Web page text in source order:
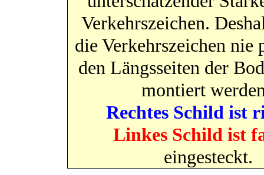
Verkehrszeichen.
die Verkehrszeichen nie
den Längsseiten der
montiert
Rechtes Schild ist
Linkes Schild ist
eingesteckt.